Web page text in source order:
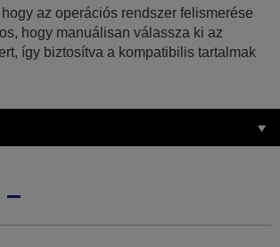
hogy az operációs rendszer felismerése
hogy manuálisan válassza ki az
így biztosítva a kompatibilis tartalmak